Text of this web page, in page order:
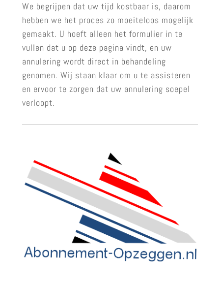
We begrijpen dat uw tijd kostbaar is, daarom
hebben we het proces zo moeiteloos mogelijk
gemaakt. U hoeft alleen het formulier in te
vullen dat u op deze pagina vindt, en uw
annulering wordt direct in behandeling
genomen. Wij staan klaar om u te assisteren
en ervoor te zorgen dat uw annulering soepel
verloopt.